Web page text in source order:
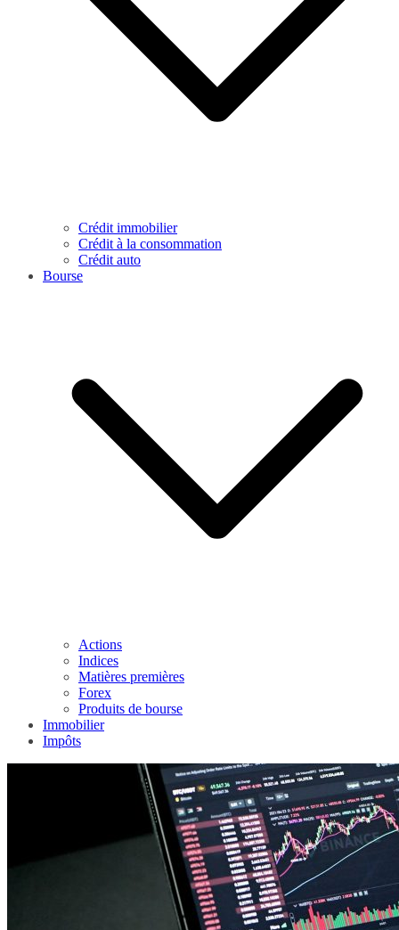
Crédit immobilier
Crédit à la consommation
Crédit auto
Bourse
Actions
Indices
Matières premières
Forex
Produits de bourse
Immobilier
Impôts